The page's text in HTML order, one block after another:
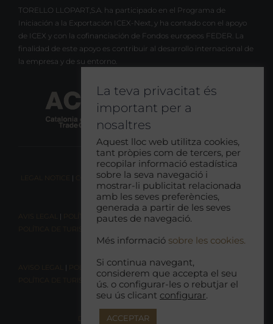
TORELLO LLOPART,S.A. ha participado en el Programa de
Iniciación a la Exportación ICEX-Next, y ha contado con el apoyo
de ICEX y con la cofinanciación de Fondos europeos FEDER. La
finalidad de este apoyo es contribuir al desarrollo internacional de
la empresa y de su entorno.
LEGAL NOTICE | COOKIE CONSENT|RESPONSIBLE TOURISM POLICY
AVIS LEGAL | POLÍTICA DE COOKIES| POLÍTICA DE PRIVACITAT
POLÍTICA DE TURISME RESPONSABLE
AVISO LEGAL | POLÍTICA DE COOKIES | POLÍTICA DE PRIVACIDAD
POLÍTICA DE TURISMO RESPONSABLE
DECLARACIÓN DE ACCESIBILIDAD
La teva privacitat és
important per a
nosaltres
Aquest lloc web utilitza cookies,
tant pròpies com de tercers, per
recopilar informació estadística
sobre la seva navegació i
mostrar-li publicitat relacionada
amb les seves preferències,
generada a partir de les seves
pautes de navegació.
Més informació sobre les cookies.
Si continua navegant,
considerem que accepta el seu
ús. o configurar-les o rebutjar el
seu ús clicant configurar.
ACCEPTAR